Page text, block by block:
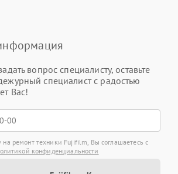
вопрос специалисту, оставьте
специалист с радостью
Вас!
на ремонт техники Fujifilm, Вы соглашаетесь с
конфиденциальности